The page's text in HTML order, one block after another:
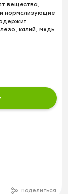
вещества,
нормализующие
калий, медь
Поделиться